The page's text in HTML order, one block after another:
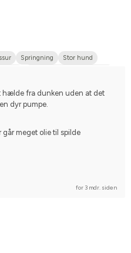
Springning
Stor hund
hælde fra dunken uden at det
dyr pumpe.
meget olie til spilde
for 3 mdr. siden